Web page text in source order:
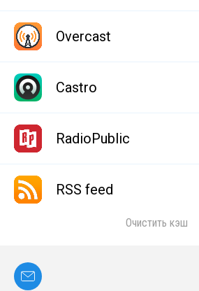
Overcast
Castro
RadioPublic
RSS feed
Очистить кэш